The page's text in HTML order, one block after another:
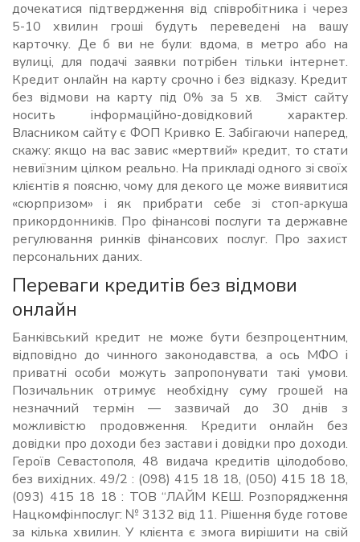
дочекатися підтвердження від співробітника і через
5-10 хвилин гроші будуть переведені на вашу
карточку. Де б ви не були: вдома, в метро або на
вулиці, для подачі заявки потрібен тільки інтернет.
Кредит онлайн на карту срочно і без відказу. Кредит
без відмови на карту під 0% за 5 хв. Зміст сайту
носить інформаційно-довідковий характер.
Власником сайту є ФОП Кривко Е. Забігаючи наперед,
скажу: якщо на вас завис «мертвий» кредит, то стати
невиїзним цілком реально. На прикладі одного зі своїх
клієнтів я поясню, чому для декого це може виявитися
«сюрпризом» і як прибрати себе зі стоп-аркуша
прикордонників. Про фінансові послуги та державне
регулювання ринків фінансових послуг. Про захист
персональних даних.
Переваги кредитів без відмови
онлайн
Банківський кредит не може бути безпроцентним,
відповідно до чинного законодавства, а ось МФО і
приватні особи можуть запропонувати такі умови.
Позичальник отримує необхідну суму грошей на
незначний термін — зазвичай до 30 днів з
можливістю продовження. Кредити онлайн без
довідки про доходи без застави і довідки про доходи.
Героїв Севастополя, 48 видача кредитів цілодобово,
без вихідних. 49/2 : (098) 415 18 18, (050) 415 18 18,
(093) 415 18 18 : ТОВ “ЛАЙМ КЕШ. Розпорядження
Нацкомфінпослуг: № 3132 від 11. Рішення буде готове
за кілька хвилин. У клієнта є змога вирішити на свій